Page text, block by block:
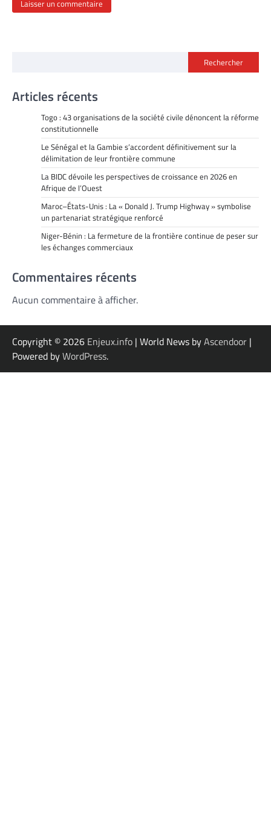
Rechercher
Articles récents
Togo : 43 organisations de la société civile dénoncent la réforme
constitutionnelle
Le Sénégal et la Gambie s’accordent définitivement sur la
délimitation de leur frontière commune
La BIDC dévoile les perspectives de croissance en 2026 en
Afrique de l’Ouest
Maroc–États-Unis : La « Donald J. Trump Highway » symbolise
un partenariat stratégique renforcé
Niger-Bénin : La fermeture de la frontière continue de peser sur
les échanges commerciaux
Commentaires récents
Aucun commentaire à afficher.
Copyright © 2026 Enjeux.info | World News byAscendoor |
Powered byWordPress.